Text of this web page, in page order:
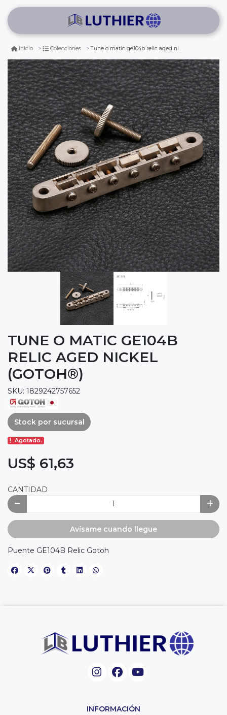
Inicio Colecciones Tune o matic ge104b relic aged nickel (gotoh®)
TUNE O MATIC GE104B
RELIC AGED NICKEL
(GOTOH®)
SKU: 1829242757652
Stock por sucursal
Agotado.
US$ 61,63
CANTIDAD
Avísame cuando llegue
Puente GE104B Relic Gotoh
INFORMACIÓN